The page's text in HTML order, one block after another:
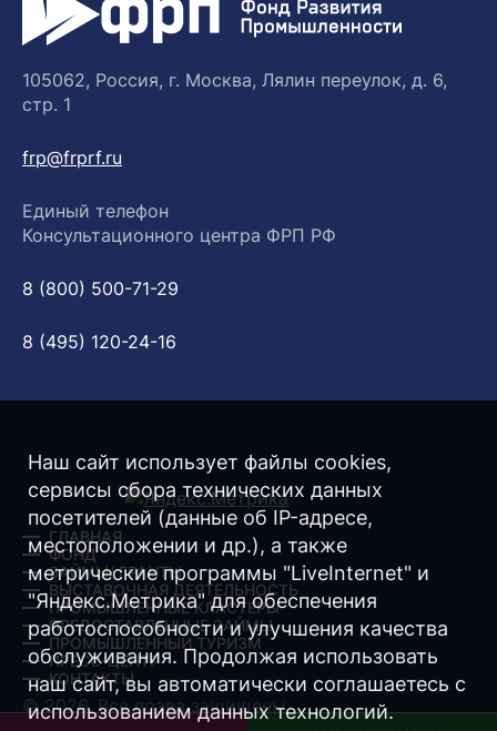
105062, Россия, г. Москва, Лялин переулок, д. 6,
стр. 1
frp@frprf.ru
Единый телефон
Консультационного центра ФРП РФ
8 (800) 500-71-29
8 (495) 120-24-16
ГЛАВНАЯ
ФОНД
ЗАЙМЫ/ ГРАНТЫ
ВЫСТАВОЧНАЯ ДЕЯТЕЛЬНОСТЬ
ПРОМЫШЛЕННЫЕ КЛАСТЕРЫ
ПРЕДОСТАВЛЕННЫЕ ЗАЙМЫ
ПРОМЫШЛЕННЫЙ ТУРИЗМ
ПРЕСС-ЦЕНТР
КОНТАКТЫ
© 2026. Все права защищены.
Наш сайт использует файлы cookies,
сервисы сбора технических данных
посетителей (данные об IP-адресе,
местоположении и др.), а также
метрические программы "LiveInternet" и
"Яндекс.Метрика" для обеспечения
работоспособности и улучшения качества
обслуживания. Продолжая использовать
наш сайт, вы автоматически соглашаетесь с
использованием данных технологий.